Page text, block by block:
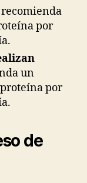
recomienda
por
un
proteína por
de